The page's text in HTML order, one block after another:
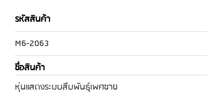
รหัสสินค้า
M6-2063
ชื่อสินค้า
หุ่นแสดงระบบสืบพันธุ์เพศชาย